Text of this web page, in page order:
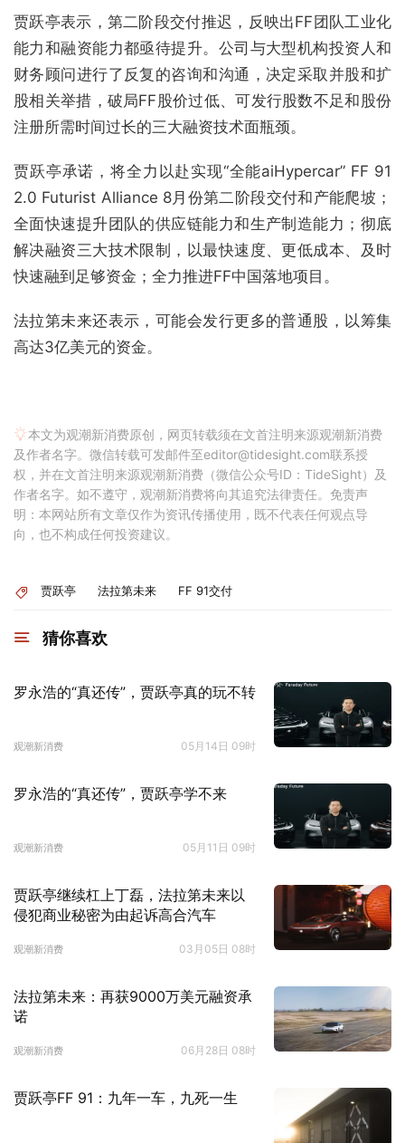
贾跃亭表示，第二阶段交付推迟，反映出FF团队工业化
能力和融资能力都亟待提升。公司与大型机构投资人和
财务顾问进行了反复的咨询和沟通，决定采取并股和扩
股相关举措，破局FF股价过低、可发行股数不足和股份
注册所需时间过长的三大融资技术面瓶颈。
贾跃亭承诺，将全力以赴实现“全能aiHypercar” FF 91
2.0 Futurist Alliance 8月份第二阶段交付和产能爬坡；
全面快速提升团队的供应链能力和生产制造能力；彻底
解决融资三大技术限制，以最快速度、更低成本、及时
快速融到足够资金；全力推进FF中国落地项目。
法拉第未来还表示，可能会发行更多的普通股，以筹集
高达3亿美元的资金。
本文为观潮新消费原创，网页转载须在文首注明来源观潮新消费
及作者名字。微信转载可发邮件至editor@tidesight.com联系授
权，并在文首注明来源观潮新消费（微信公众号ID：TideSight）及
作者名字。如不遵守，观潮新消费将向其追究法律责任。免责声
明：本网站所有文章仅作为资讯传播使用，既不代表任何观点导
向，也不构成任何投资建议。
贾跃亭 法拉第未来 FF 91交付
猜你喜欢
罗永浩的“真还传”，贾跃亭真的玩不转
观潮新消费 05月14日 09时
罗永浩的“真还传”，贾跃亭学不来
观潮新消费 05月11日 09时
贾跃亭继续杠上丁磊，法拉第未来以
侵犯商业秘密为由起诉高合汽车
观潮新消费 03月05日 08时
法拉第未来：再获9000万美元融资承
诺
观潮新消费 06月28日 08时
贾跃亭FF 91：九年一车，九死一生